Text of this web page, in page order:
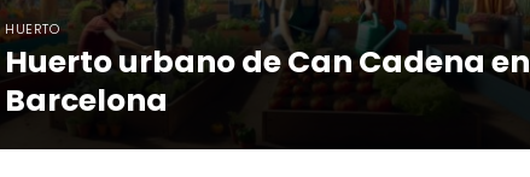
HUERTO
Huerto urbano de Can Cadena en
Barcelona